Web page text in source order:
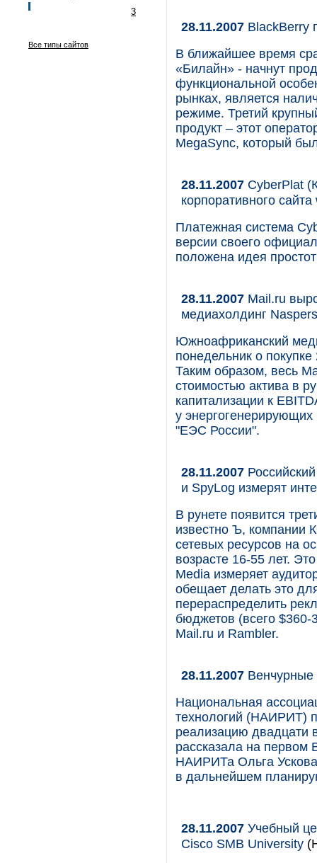
3
Все типы сайтов
28.11.2007 BlackBerry
В ближайшее время
«Билайн» - начнут
функциональной
рынках, является
режиме. Третий
продукт – этот
MegaSync, который
28.11.2007 CyberPlat
корпоративного
Платежная система
версии своего
положена идея
28.11.2007 Mail.ru
медиахолдинг Naspers
Южноафриканский
понедельник о
Таким образом, весь
стоимостью актива в
капитализации к
у
"ЕЭС России".
28.11.2007
и SpyLog измерят
В рунете появится
известно Ъ, компании
сетевых ресурсов на
возрасте 16-55 лет.
Media измеряет
обещает делать это
перераспределить
бюджетов (всего $360-
Mail.ru и Rambler.
28.11.2007 Венчурные
Национальная
технологий (НАИРИТ)
реализацию двадцати
рассказала на первом
НАИРИТа Ольга
в дальнейшем
28.11.2007 Учебный
Cisco SMB University